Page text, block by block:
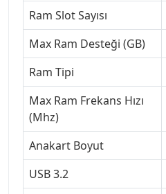
Ram Slot Sayısı
Max Ram Desteği (GB)
Ram Tipi
Max Ram Frekans Hızı
(Mhz)
Anakart Boyut
USB 3.2